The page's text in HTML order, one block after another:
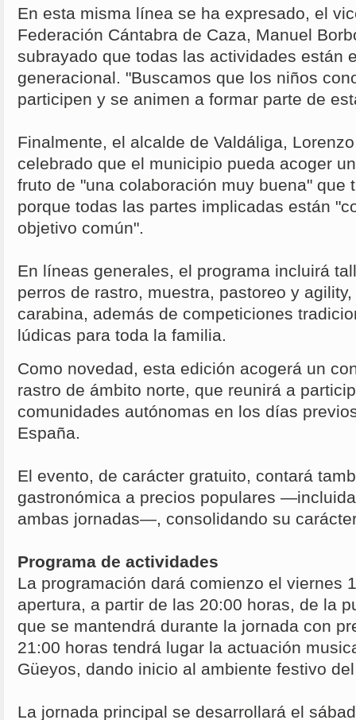
En esta misma línea se ha expresado, el
Federación Cántabra de Caza, Manuel
subrayado que todas las actividades están
generacional. "Buscamos que los niños
participen y se animen a formar parte de
Finalmente, el alcalde de Valdáliga,
celebrado que el municipio pueda acoger
fruto de "una colaboración muy buena" que
porque todas las partes implicadas están
objetivo común".
En líneas generales, el programa incluirá
perros de rastro, muestra, pastoreo y
carabina, además de competiciones
lúdicas para toda la familia.
Como novedad, esta edición acogerá un
rastro de ámbito norte, que reunirá a
comunidades autónomas en los días
España.
El evento, de carácter gratuito, contará
gastronómica a precios populares
ambas jornadas—, consolidando su
Programa de actividades
La programación dará comienzo el viernes
apertura, a partir de las 20:00 horas, de la
que se mantendrá durante la jornada con
21:00 horas tendrá lugar la actuación
Güeyos, dando inicio al ambiente festivo
La jornada principal se desarrollará el